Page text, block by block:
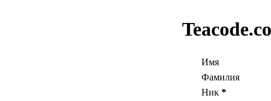
Имя
Фамилия
Ник *